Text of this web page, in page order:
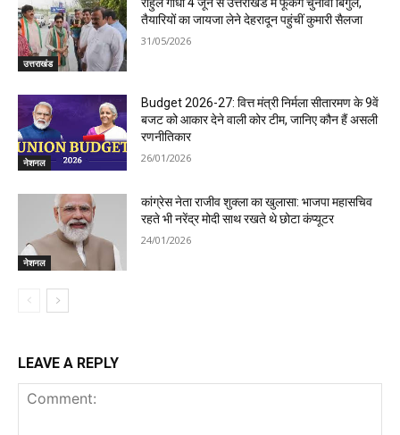
उत्तराखंड
तैयारियों का जायजा लेने देहरादून पहुंचीं कुमारी सैलजा
31/05/2026
नेशनल
Budget 2026-27: वित्त मंत्री निर्मला सीतारमण के 9वें
बजट को आकार देने वाली कोर टीम, जानिए कौन हैं असली
रणनीतिकार
26/01/2026
नेशनल
कांग्रेस नेता राजीव शुक्ला का खुलासा: भाजपा महासचिव
रहते भी नरेंद्र मोदी साथ रखते थे छोटा कंप्यूटर
24/01/2026
LEAVE A REPLY